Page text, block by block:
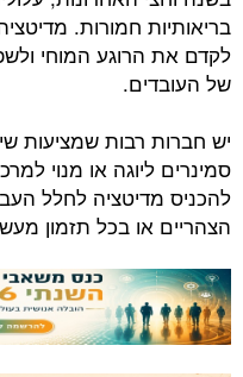
בריאותיות חמורות.
לקדם את הרוגע המוחי
של העובדים.
יש חברות רבות שמציעות
סמינרים ליוגה או מנוי
להכניס מדיטציה לחלל
הצהריים או בכל תזמון